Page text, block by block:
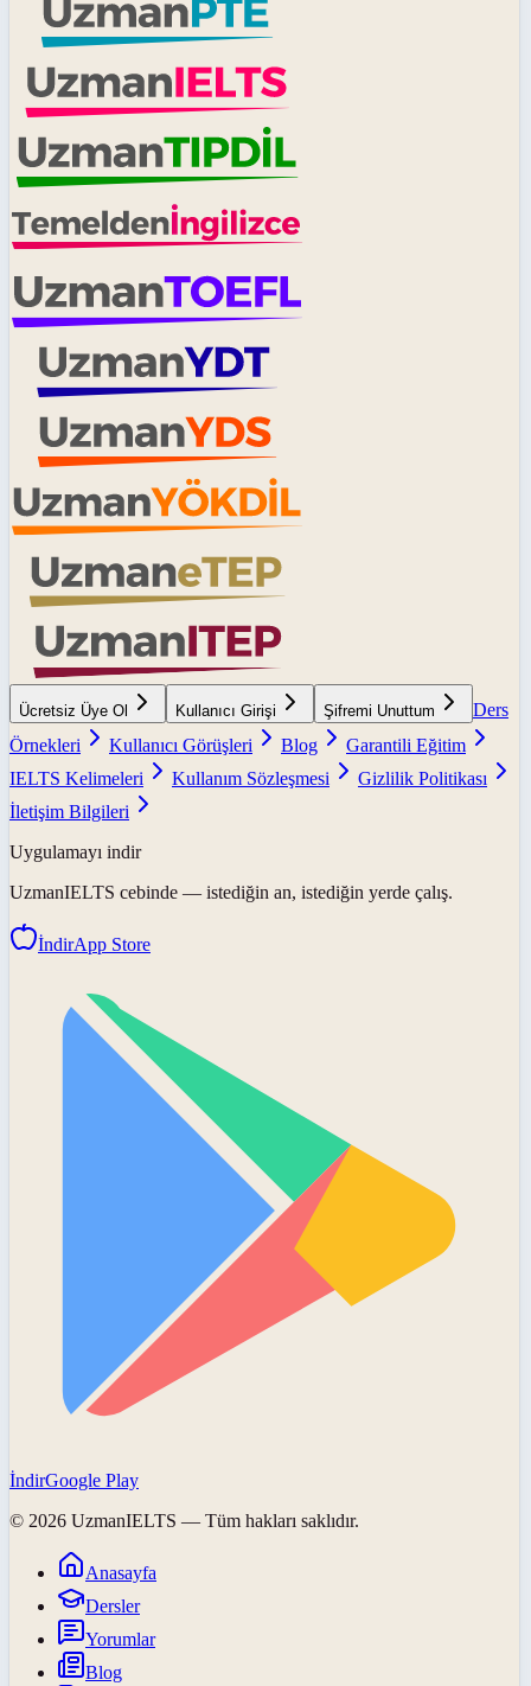
Ücretsiz Üye Ol Kullanıcı Girişi Şifremi Unuttum
Ders
Örnekleri
Kullanıcı Görüşleri Blog
Garantili Eğitim
IELTS Kelimeleri
Kullanım Sözleşmesi
Gizlilik Politikası
İletişim Bilgileri
Uygulamayı indir
UzmanIELTS cebinde — istediğin an, istediğin yerde çalış.
İndirApp Store
İndirGoogle Play
© 2026 UzmanIELTS — Tüm hakları saklıdır.
Anasayfa
Dersler
Yorumlar
Blog